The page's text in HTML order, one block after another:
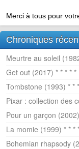
Merci à tous pour
Chroniques
Meurtre au soleil
Get out (2017) * * * * *
Tombstone (1993) * * *
Pixar : collection des
Pour un garçon
La momie (1999) * * *
Bohemian rhapsody